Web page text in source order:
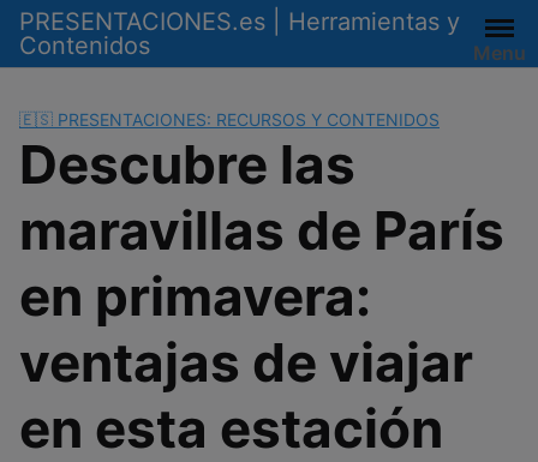
Saltar
contenido
PRESENTACIONES.es | Herramientas y
Contenidos
Menu
🇪🇸 PRESENTACIONES: RECURSOS Y CONTENIDOS
Descubre las
maravillas de París
en primavera:
ventajas de viajar
en esta estación